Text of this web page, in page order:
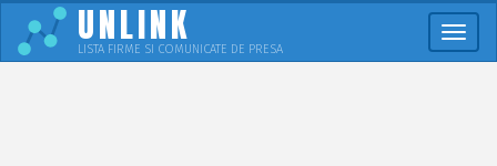
UNLINK
LISTA FIRME SI COMUNICATE DE PRESA